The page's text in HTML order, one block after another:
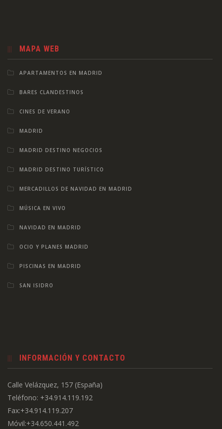
MAPA WEB
APARTAMENTOS EN MADRID
BARES CLANDESTINOS
CINES DE VERANO
MADRID
MADRID DESTINO NEGOCIOS
MADRID DESTINO TURÍSTICO
MERCADILLOS DE NAVIDAD EN MADRID
MÚSICA EN VIVO
NAVIDAD EN MADRID
OCIO Y PLANES MADRID
PISCINAS EN MADRID
SAN ISIDRO
INFORMACIÓN Y CONTACTO
Calle Velázquez, 157 (España)
Teléfono: +34.914.119.192
Fax:+34.914.119.207
Móvil:+34.650.441.492